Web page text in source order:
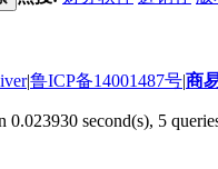
|鲁ICP备14001487号|商
0.023930 second(s), 5